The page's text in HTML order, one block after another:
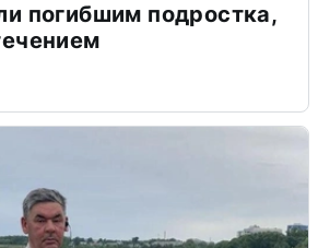
погибшим подростка,